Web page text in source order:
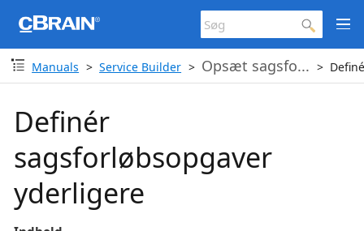
Manuals Service Builder Opsæt sagsfo...
Definér
sagsforløbsopgaver
yderligere